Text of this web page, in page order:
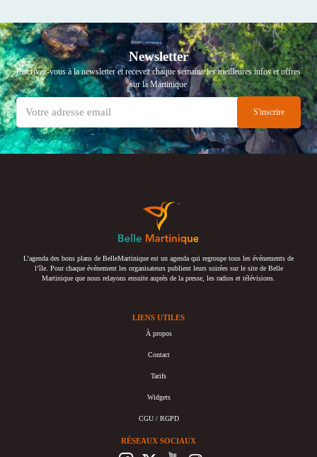
Newsletter
Inscrivez-vous à la newsletter et recevez chaque semaine les meilleures infos et offres
sur la Martinique
L’agenda des bons plans de BelleMartinique est un agenda qui regroupe tous les événements de
l’île. Pour chaque événement les organisateurs publient leurs soirées sur le site de Belle
Martinique que nous relayons ensuite auprès de la presse, les radios et télévisions.
LIENS UTILES
À propos
Contact
Tarifs
Widgets
CGU / RGPD
RÉSEAUX SOCIAUX